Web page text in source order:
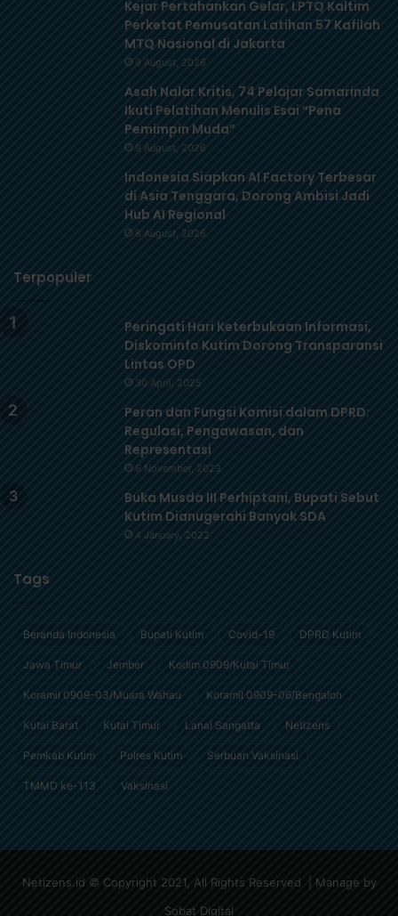
Kejar Pertahankan Gelar, LPTQ Kaltim
Perketat Pemusatan Latihan 57 Kafilah
MTQ Nasional di Jakarta
9 August, 2026
Asah Nalar Kritis, 74 Pelajar Samarinda
Ikuti Pelatihan Menulis Esai “Pena
Pemimpin Muda”
9 August, 2026
Indonesia Siapkan AI Factory Terbesar
di Asia Tenggara, Dorong Ambisi Jadi
Hub AI Regional
8 August, 2026
Terpopuler
Peringati Hari Keterbukaan Informasi,
Diskominfo Kutim Dorong Transparansi
Lintas OPD
30 April, 2025
Peran dan Fungsi Komisi dalam DPRD:
Regulasi, Pengawasan, dan
Representasi
6 November, 2023
Buka Musda III Perhiptani, Bupati Sebut
Kutim Dianugerahi Banyak SDA
4 January, 2022
Tags
Beranda Indonesia Bupati Kutim Covid-19 DPRD Kutim
Jawa Timur Jember Kodim 0909/Kutai Timur
Koramil 0909-03/Muara Wahau Koramil 0909-06/Bengalon
Kutai Barat Kutai Timur Lanal Sangatta Netizens
Pemkab Kutim Polres Kutim Serbuan Vaksinasi
TMMD ke-113 Vaksinasi
Netizens.id © Copyright 2021, All Rights Reserved | Manage by
Sobat Digital